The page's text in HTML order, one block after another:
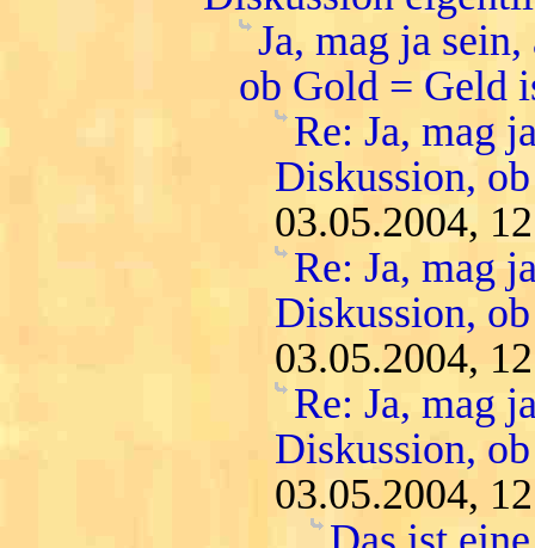
Ja, mag ja
ob Gold = Geld
Re: Ja, mag
Diskussion,
03.05.2004,
Re: Ja, mag
Diskussion,
03.05.2004,
Re: Ja, mag
Diskussion,
03.05.2004,